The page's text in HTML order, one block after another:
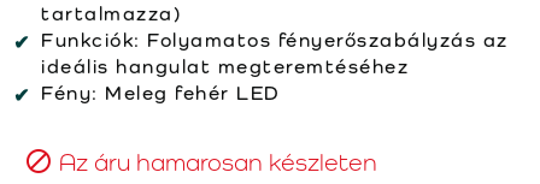
tartalmazza)
Funkciók: Folyamatos fényerőszabályzás az
ideális hangulat megteremtéséhez
Fény: Meleg fehér LED
Az áru hamarosan készleten